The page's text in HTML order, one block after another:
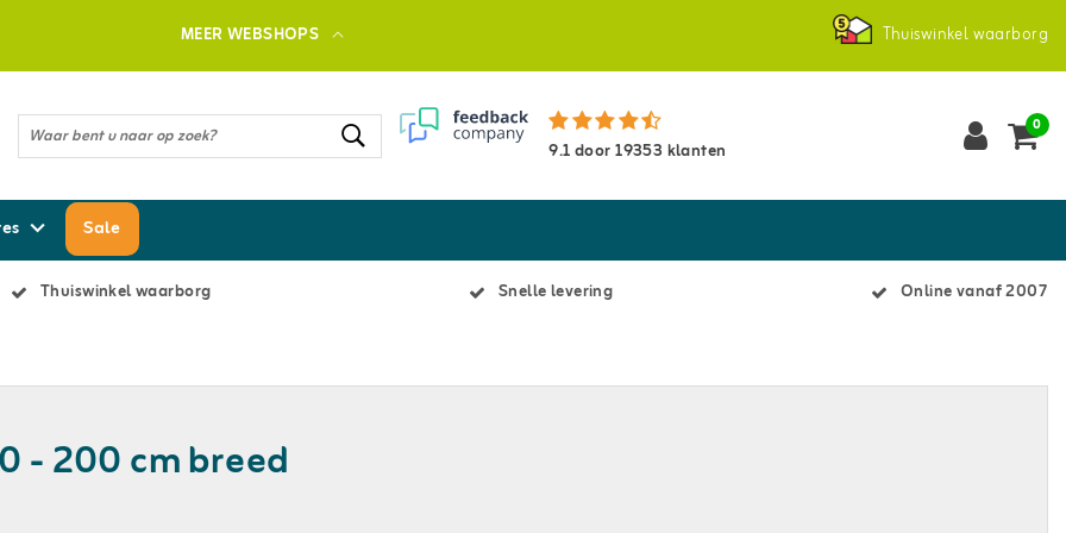
MEER WEBSHOPS Thuiswinkel waarborg
9.1door19353 klanten
0
Sale
Thuiswinkel waarborg Snelle levering Online vanaf 2007
- 200 cm breed